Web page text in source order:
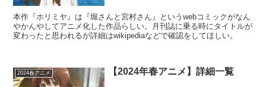
本作『ホリミヤ』は『堀さんと宮村さん』というwebコミックがなん
やかんやしてアニメ化した作品らしい。月刊誌に乗る時にタイトルが
変わったと思われるが詳細はwikipediaなどで確認をしてほしい。
2024春アニメ 【2024年春アニメ】詳細一覧